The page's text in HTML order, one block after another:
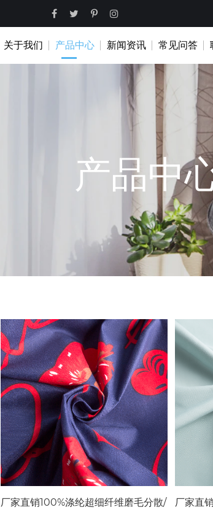
关于我们 产品中心 新闻资讯 常见问答
产品中
厂家直销100%涤纶超细纤维磨毛分散/
厂家直